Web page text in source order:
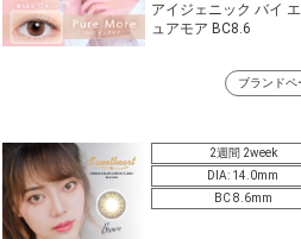
アイジェニック バイ
ュアモア BC8.6
ブランドペ
2週間 2week
DIA: 14.0mm
BC 8.6mm